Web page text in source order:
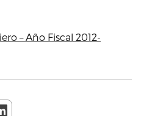
– Año Fiscal 2012-